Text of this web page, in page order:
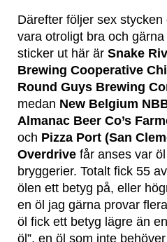
Därefter följer sex
vara otroligt bra och
sticker ut här är Snake
Brewing Cooperative
Round Guys Brewing
medan New Belgium
Almanac Beer Co’s
och Pizza Port (San
Overdrive får anses var
bryggerier. Totalt fick 55
ölen ett betyg på, eller
en öl jag gärna provar
öl fick ett betyg lägre än
öl”, en öl som inte